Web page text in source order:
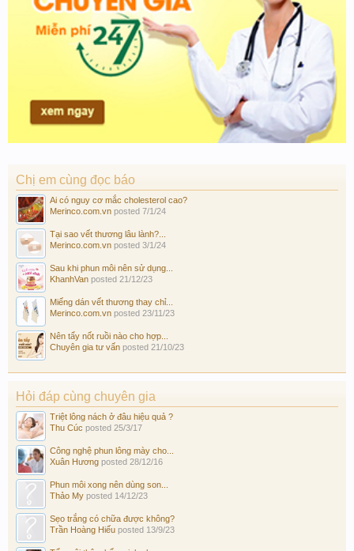
Chị em cùng đọc báo
Ai có nguy cơ mắc cholesterol cao?
Merinco.com.vn posted 7/1/24
Tại sao vết thương lâu lành?...
Merinco.com.vn posted 3/1/24
Sau khi phun môi nên sử dụng...
KhanhVan posted 21/12/23
Miếng dán vết thương thay chỉ...
Merinco.com.vn posted 23/11/23
Nên tẩy nốt ruồi nào cho hợp...
Chuyên gia tư vấn posted 21/10/23
Hỏi đáp cùng chuyên gia
Triệt lông nách ở đâu hiệu quả ?
Thu Cúc posted 25/3/17
Công nghệ phun lông mày cho...
Xuân Hương posted 28/12/16
Phun môi xong nên dùng son...
Thảo My posted 14/12/23
Sẹo trắng có chữa được không?
Trần Hoàng Hiếu posted 13/9/23